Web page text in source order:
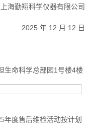
年度售后维检活动按计划